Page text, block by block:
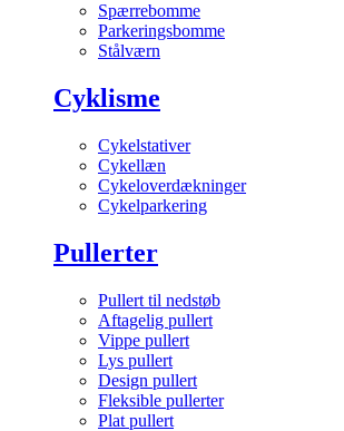
Spærrebomme
Parkeringsbomme
Stålværn
Cyklisme
Cykelstativer
Cykellæn
Cykeloverdækninger
Cykelparkering
Pullerter
Pullert til nedstøb
Aftagelig pullert
Vippe pullert
Lys pullert
Design pullert
Fleksible pullerter
Plat pullert